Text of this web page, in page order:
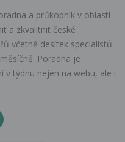
a průkopník v oblasti
a zkvalitnit české
včetně desítek specialistů
Poradna je
v týdnu nejen na webu, ale i